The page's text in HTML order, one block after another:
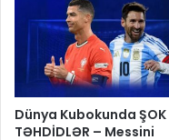
Dünya Kubokunda ŞOK
TƏHDİDLƏR – Messini